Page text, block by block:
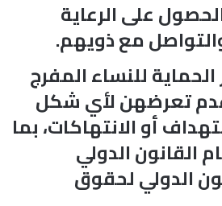
على الرعاية
مع ذويهم.
للنساء المفرج
تعرضهن لأي شكل
أو الانتهاكات، بما
القانون الدولي
الدولي لحقوق